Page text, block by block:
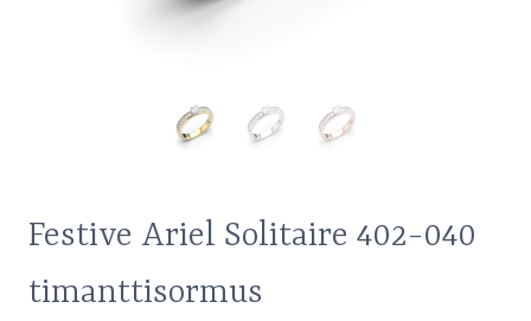
Festive Ariel Solitaire 402-040
timanttisormus